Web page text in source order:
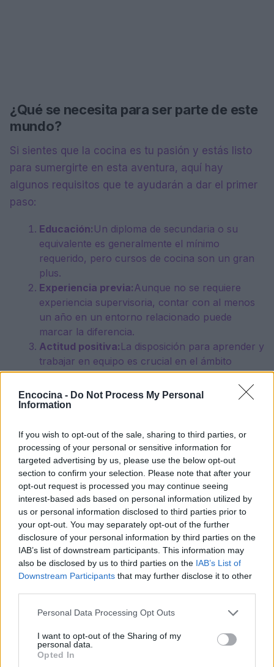
Encocina - Do Not Process My Personal
Information
If you wish to opt-out of the sale, sharing to third parties, or
processing of your personal or sensitive information for
targeted advertising by us, please use the below opt-out
section to confirm your selection. Please note that after your
opt-out request is processed you may continue seeing
interest-based ads based on personal information utilized by
us or personal information disclosed to third parties prior to
your opt-out. You may separately opt-out of the further
disclosure of your personal information by third parties on the
IAB’s list of downstream participants. This information may
also be disclosed by us to third parties on the IAB’s List of
Downstream Participants that may further disclose it to other
Please note that this website/app uses one or more Google
not limited to your visit or usage behaviour. You may click to
grant or deny consent to Google and its third-party tags to
use your data for below specified purposes in below Google
Personal Data Processing Opt Outs
I want to opt-out of the Sharing of my
personal data.
Opted In
¿Qué se necesita para ser parte de este
mundo?
Si sientes que la cocina es tu pasión y estás listo
para sumergirte en esta aventura, aquí hay
algunos requisitos que te ayudarán a dar el primer
paso:
Educación: Un diploma de secundaria o su
equivalente es generalmente el mínimo
requerido, pero cursos de cocina son un gran
plus.
Experiencia previa:Aunque no se requiere
experiencia supervisoria, contar con al menos
un año en un entorno relacionado puede
marcar la diferencia.
Actitud positiva: La disposición para aprender y
trabajar en equipo es crucial en el ámbito
culinario.
La cocina profesional es un lugar donde la
listo para desafiarte a ti mismo y crecer, este
mundo está esperando por ti. ¿Te atreverás a dar el
salto?
AUTOR
staff